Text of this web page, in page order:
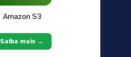
Amazon S3
Saiba mais →